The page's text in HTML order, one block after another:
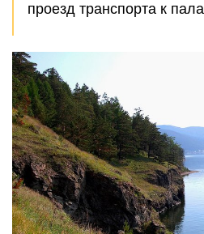
проезд транспорта к